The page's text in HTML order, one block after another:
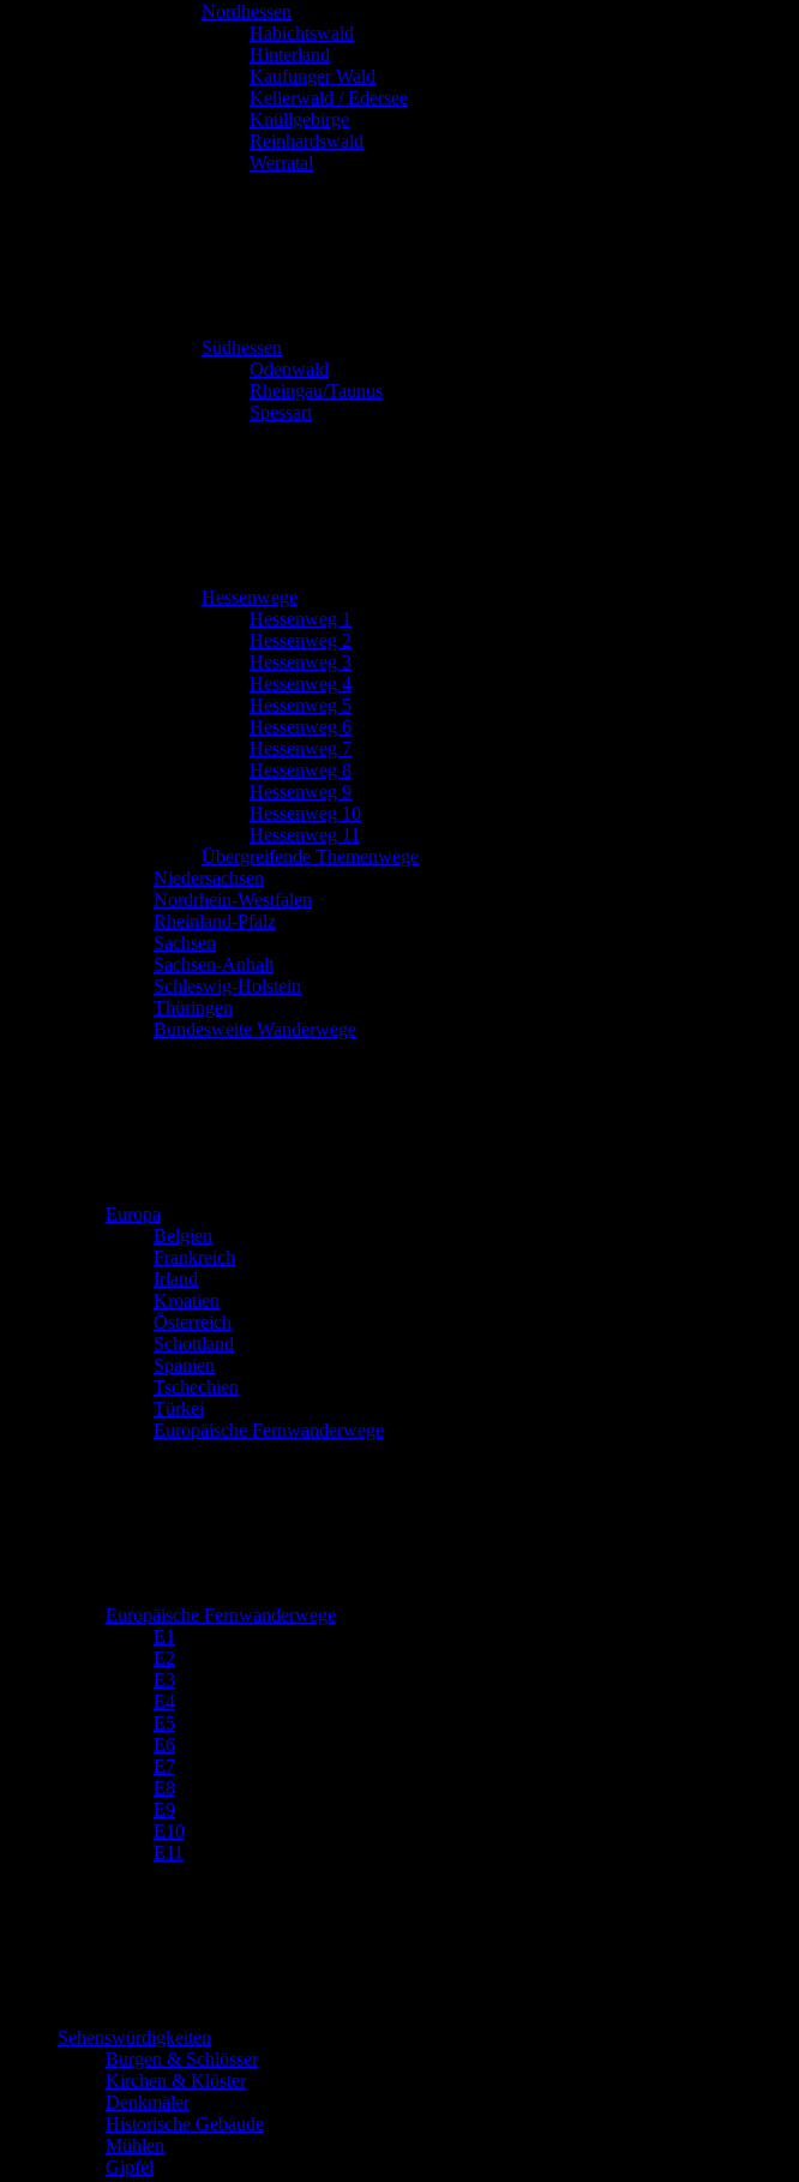
Nordhessen
Habichtswald
Hinterland
Kaufunger Wald
Kellerwald / Edersee
Knüllgebirge
Reinhardswald
Werratal
Südhessen
Odenwald
Rheingau/Taunus
Spessart
Hessenwege
Hessenweg 1
Hessenweg 2
Hessenweg 3
Hessenweg 4
Hessenweg 5
Hessenweg 6
Hessenweg 7
Hessenweg 8
Hessenweg 9
Hessenweg 10
Hessenweg 11
Übergreifende Themenwege
Niedersachsen
Nordrhein-Westfalen
Rheinland-Pfalz
Sachsen
Sachsen-Anhalt
Schleswig-Holstein
Thüringen
Bundesweite Wanderwege
Europa
Belgien
Frankreich
Irland
Kroatien
Österreich
Schottland
Spanien
Tschechien
Türkei
Europäische Fernwanderwege
Europäische Fernwanderwege
E1
E2
E3
E4
E5
E6
E7
E8
E9
E10
E11
Sehenswürdigkeiten
Burgen & Schlösser
Kirchen & Klöster
Denkmäler
Historische Gebäude
Mühlen
Gipfel